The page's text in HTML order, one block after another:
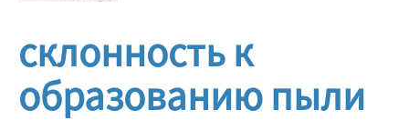
склонность к
образованию пыли